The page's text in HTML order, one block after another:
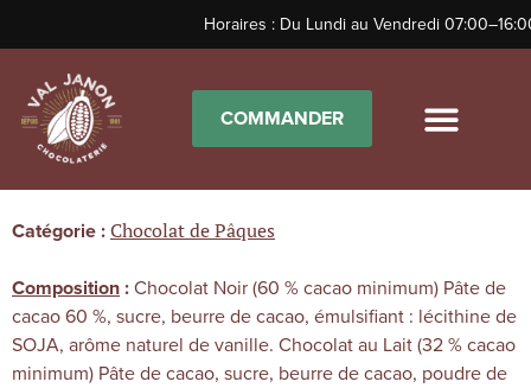
Horaires : Du Lundi au Vendredi
COMMANDER
Œuf à cacher
Catégorie : Chocolat de Pâques
Composition : Chocolat Noir (60 % cacao minimum) Pâte de
cacao 60 %, sucre, beurre de cacao, émulsifiant : lécithine de
SOJA, arôme naturel de vanille. Chocolat au Lait (32 % cacao
minimum) Pâte de cacao, sucre, beurre de cacao, poudre de